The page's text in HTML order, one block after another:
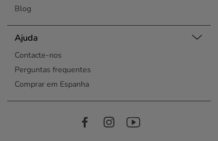
Blog
Ajuda
Contacte-nos
Perguntas frequentes
Comprar em Espanha